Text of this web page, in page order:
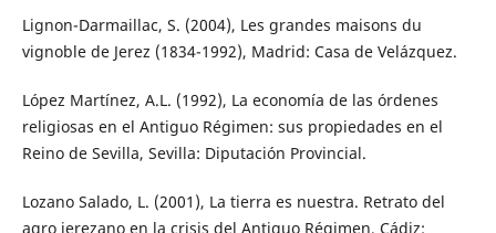
Lignon-Darmaillac, S. (2004), Les grandes maisons du
vignoble de Jerez (1834-1992), Madrid: Casa de Velázquez.
López Martínez, A.L. (1992), La economía de las órdenes
religiosas en el Antiguo Régimen: sus propiedades en el
Reino de Sevilla, Sevilla: Diputación Provincial.
Lozano Salado, L. (2001), La tierra es nuestra. Retrato del
agro jerezano en la crisis del Antiguo Régimen, Cádiz: